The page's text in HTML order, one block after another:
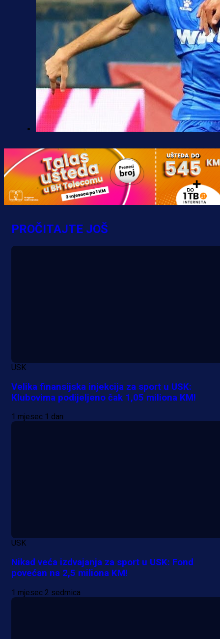
Željo uprkos svim problemima
krenuo pobjedom: Plavi slavili na
Grbavici!
Premijer liga BiH
Grbavica se prisjetila Izeta
PROČITAJTE JOŠ
USK
Velika finansijska injekcija za sport u USK:
Klubovima podijeljeno čak 1,05 miliona KM!
1 mjesec 1 dan
USK
Nikad veća izdvajanja za sport u USK: Fond
povećan na 2,5 miliona KM!
1 mjesec 2 sedmica